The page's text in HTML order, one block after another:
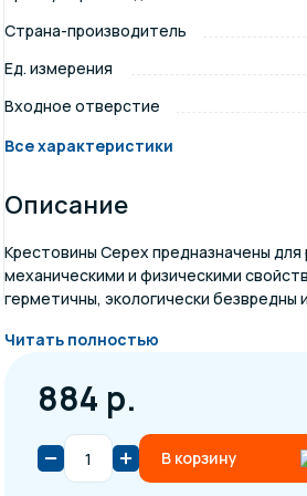
Освещение и подсветка для
бассейна
Страна-производитель
Ед. измерения
Входное отверстие
Все характеристики
Описание
Крестовины Cepex предназначены
механическими и физическими
герметичны, экологически
Читать полностью
884 р.
В корзину